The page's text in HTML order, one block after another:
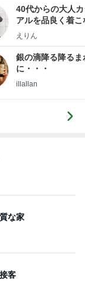
40代からの大人
アルを品良く着こ
ファッションブロ
えりん
銀の滴降る降るま
に・・・
illallan
な家
客